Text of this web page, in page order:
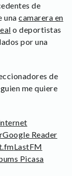
de
una camarera en
o deportistas
por una
de
me quiere
Google Reader
LastFM
Picasa